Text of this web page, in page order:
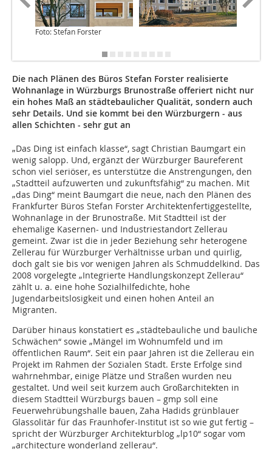
Foto: Stefan Forster
Die nach Plänen des Büros Stefan Forster realisierte
Wohnanlage in Würzburgs Brunostraße offeriert nicht nur
ein hohes Maß an städtebaulicher Qualität, sondern auch
sehr Details. Und sie kommt bei den Würzburgern - aus
allen Schichten - sehr gut an
„Das Ding ist einfach klasse“, sagt Christian Baumgart ein
wenig salopp. Und, ergänzt der Würzburger Baureferent
schon viel seriöser, es unterstütze die Anstrengungen, den
„Stadtteil aufzuwerten und zukunftsfähig“ zu machen. Mit
„das Ding“ meint Baumgart die neue, nach den Plänen des
Frankfurter Büros Stefan Forster Architektenfertiggestellte,
Wohnanlage in der Brunostraße. Mit Stadtteil ist der
ehemalige Kasernen- und Industriestandort Zellerau
gemeint. Zwar ist die in jeder Beziehung sehr heterogene
Zellerau für Würzburger Verhältnisse urban und quirlig,
doch galt sie bis vor wenigen Jahren als Schmuddelkind. Das
2008 vorgelegte „Integrierte Handlungskonzept Zellerau“
zählt u. a. eine hohe Sozialhilfedichte, hohe
Jugendarbeitslosigkeit und einen hohen Anteil an
Migranten.
Darüber hinaus konstatiert es „städtebauliche und bauliche
Schwächen“ sowie „Mängel im Wohnumfeld und im
öffentlichen Raum“. Seit ein paar Jahren ist die Zellerau ein
Projekt im Rahmen der Sozialen Stadt. Erste Erfolge sind
wahrnehmbar, einige Plätze und Straßen wurden neu
gestaltet. Und weil seit kurzem auch Großarchitekten in
diesem Stadtteil Würzburgs bauen – gmp soll eine
Feuerwehrübungshalle bauen, Zaha Hadids grünblauer
Glassolitär für das Fraunhofer-Institut ist so wie gut fertig –
spricht der Würzburger Architekturblog „lp10“ sogar vom
„architecture wonderland zellerau“.